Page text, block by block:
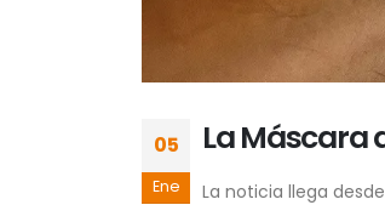
05
Ene
La Máscara
La noticia llega